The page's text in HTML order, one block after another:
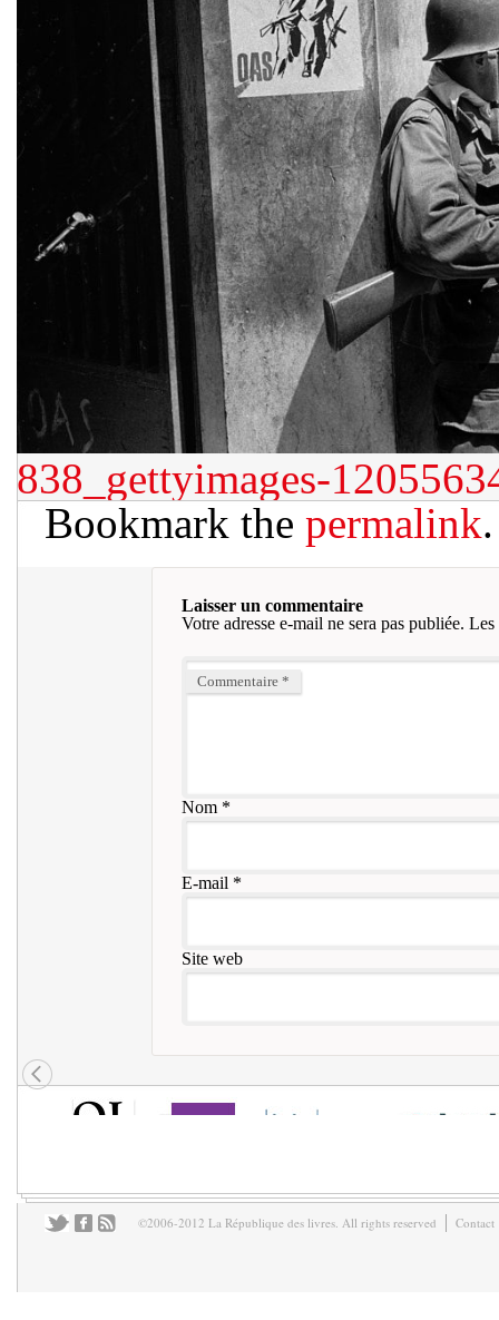
838_gettyimages-
Bookmark the permalink.
Laisser un commentaire
Votre adresse e-mail ne sera pas publiée. Les
Commentaire *
Nom*
E-mail *
Site web
©2006-2012 La République des livres. All rights reserved Contact